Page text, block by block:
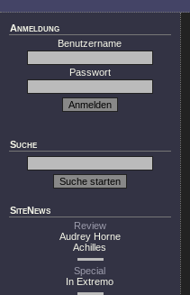
Anmeldung
Benutzername
Passwort
Suche
SiteNews
Review
Audrey Horne
Achilles
Special
In Extremo